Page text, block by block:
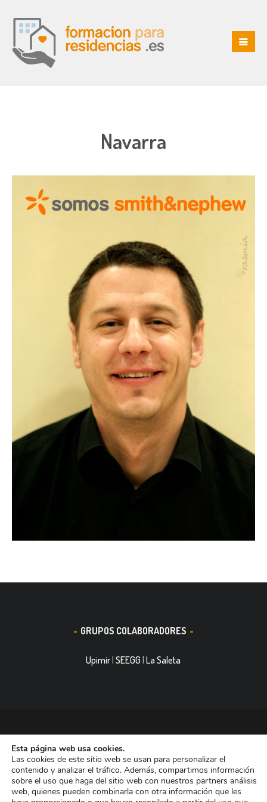
Navarra
GRUPOS COLABORADORES
Upimir |SEEGG |La Saleta
© 2016, Smith&Nephew, S.A. es un negocio mundial de
tecnología médica dedicada a mejorar la vida de las personas.
Nuestras divisiones de negocio ocupan las primeras posiciones
entre las empresas dedicadas a Reconstrucción Ortopédica,
Esta página web usa cookies.
Las cookies de este sitio web se usan para personalizar el
contenido y analizar el tráfico. Además, compartimos información
sobre el uso que haga del sitio web con nuestros partners análisis
web, quienes pueden combinarla con otra información que les